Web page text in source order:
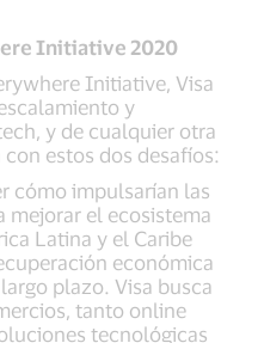
Initiative 2020
Initiative, Visa
y
y de cualquier otra
estos dos desafíos:
cómo impulsarían las
mejorar el ecosistema
Latina y el Caribe
económica
plazo. Visa busca
tanto online
tecnológicas